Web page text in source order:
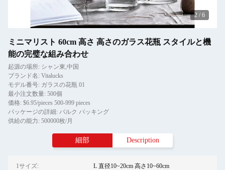
2 / 6
ミニマリスト 60cm 高さ 高さのガラス花瓶 スタイルと機
能の完璧な組み合わせ
起源の場所: シャン東,中国
ブランド名: Vitalucks
モデル番号: ガラスの花瓶 01
最小注文数量: 500個
価格: $6.95/pieces 500-999 pieces
パッケージの詳細: バルク パッキング
供給の能力: 500000枚/月
細部 Description
1サイズ: L 直径10~20cm 高さ10~60cm